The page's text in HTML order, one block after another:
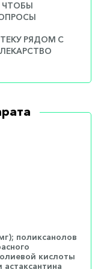
ЧТОБЫ
РЯДОМ С
поликсанолов
кислоты